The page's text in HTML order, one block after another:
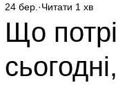
Що
24 бер. Читати 1 хв